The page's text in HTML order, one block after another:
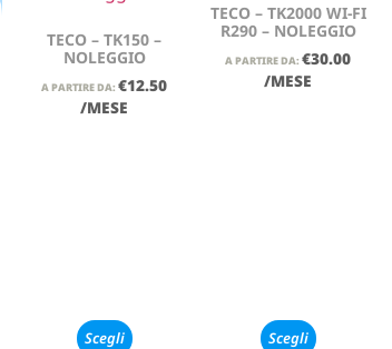
TECO – TK150 –
NOLEGGIO
A PARTIRE DA: €12.50
/MESE
Scegli
TECO – TK2000 WI-FI
R290 – NOLEGGIO
A PARTIRE DA: €30.00
/MESE
Scegli